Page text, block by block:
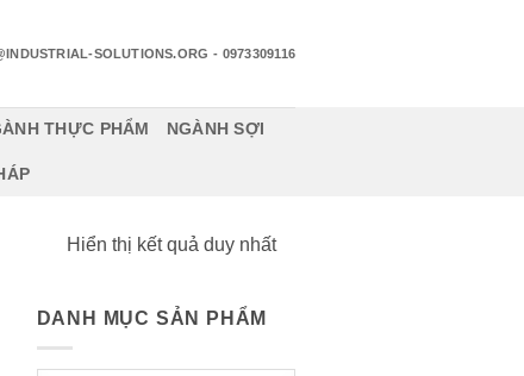
SOLUTIONS.ORG - 0973309116
THỰC PHẨM NGÀNH SỢI
Hiển thị kết quả duy nhất
DANH MỤC SẢN PHẨM